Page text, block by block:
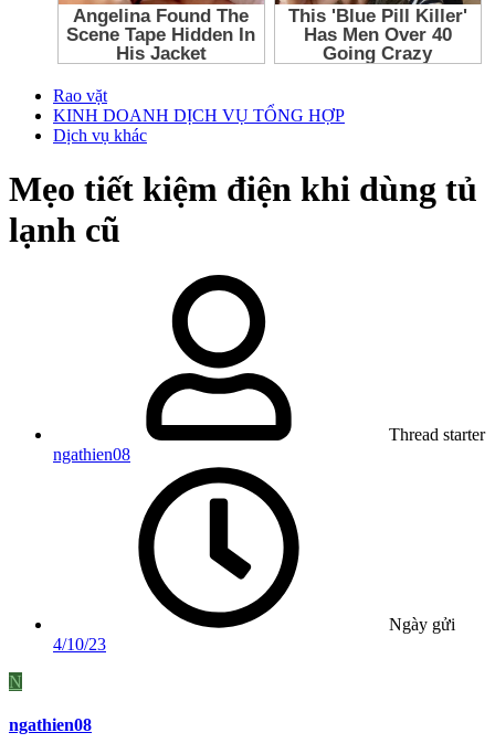
Rao vặt
KINH DOANH DỊCH VỤ TỔNG HỢP
Dịch vụ khác
Mẹo tiết kiệm điện khi dùng tủ
lạnh cũ
Thread starter
ngathien08
Ngày gửi
4/10/23
N
ngathien08